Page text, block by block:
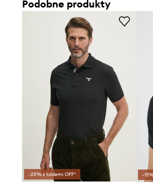
Podobne produkty
-25% z kodem: OFF* -